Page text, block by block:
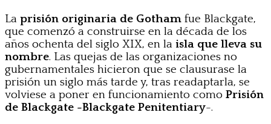
La prisión originaria de Gotham fue Blackgate,
que comenzó a construirse en la década de los
años ochenta del siglo XIX, en la isla que lleva su
nombre. Las quejas de las organizaciones no
gubernamentales hicieron que se clausurase la
prisión un siglo más tarde y, tras readaptarla, se
volviese a poner en funcionamiento como Prisión
de Blackgate -Blackgate Penitentiary-.